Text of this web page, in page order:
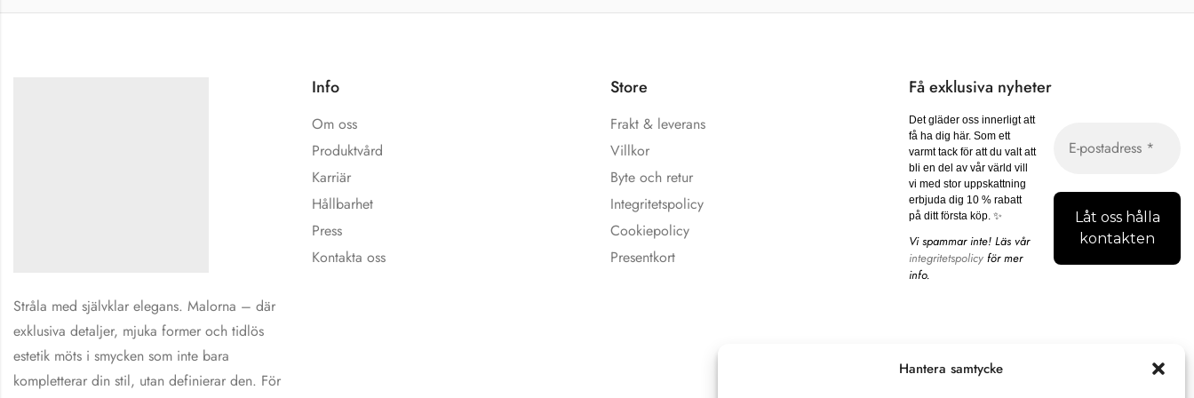
Hantera samtycke
Stråla med självklar elegans. Malorna – där
exklusiva detaljer, mjuka former och tidlös
estetik möts i smycken som inte bara
kompletterar din stil, utan definierar den. För
Info
Om oss
Produktvård
Karriär
Hållbarhet
Press
Kontakta oss
Store
Frakt & leverans
Villkor
Byte och retur
Integritetspolicy
Cookiepolicy
Presentkort
Få exklusiva nyheter
Det gläder oss innerligt att
få ha dig här. Som ett
varmt tack för att du valt att
bli en del av vår värld vill
vi med stor uppskattning
erbjuda dig 10 % rabatt
på ditt första köp. ✨
Vi spammar inte! Läs vår
integritetspolicy för mer
info.